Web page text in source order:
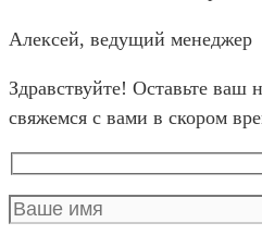
Алексей, ведущий менеджер
Здравствуйте! Оставьте ваш
свяжемся с вами в скором